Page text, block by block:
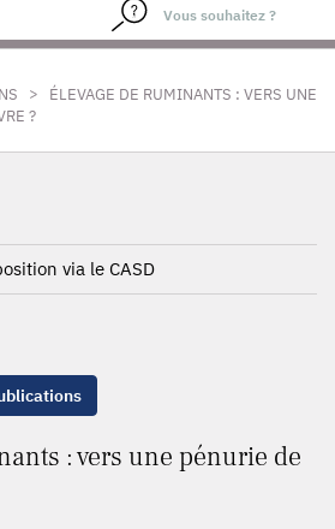
>
ÉLEVAGE DE RUMINANTS : VERS UNE
?
via le CASD
: vers une pénurie de